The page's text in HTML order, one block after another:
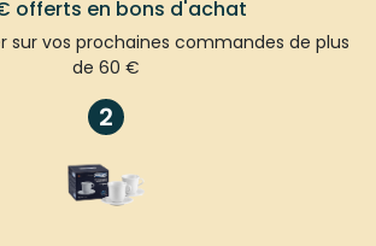
offerts en bons d'achat
sur vos prochaines commandes de plus
de 60 €
2